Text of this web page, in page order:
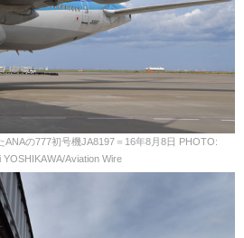
ANAの777初号機JA8197＝16年8月8日 PHOTO:
YOSHIKAWA/Aviation Wire